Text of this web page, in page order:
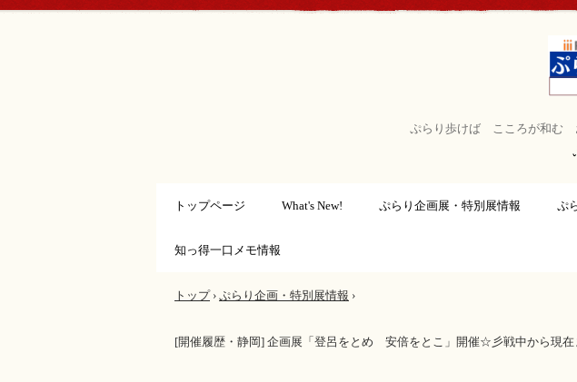
ぷらり歩けば こころが和む
トップページ What's New! ぷらり企画展・特別展情報 ぷ
知っ得一口メモ情報
トップ › ぷらり企画・特別展情報 ›
[開催履歴・静岡] 企画展「登呂をとめ 安倍をとこ」開催☆彡戦中から現